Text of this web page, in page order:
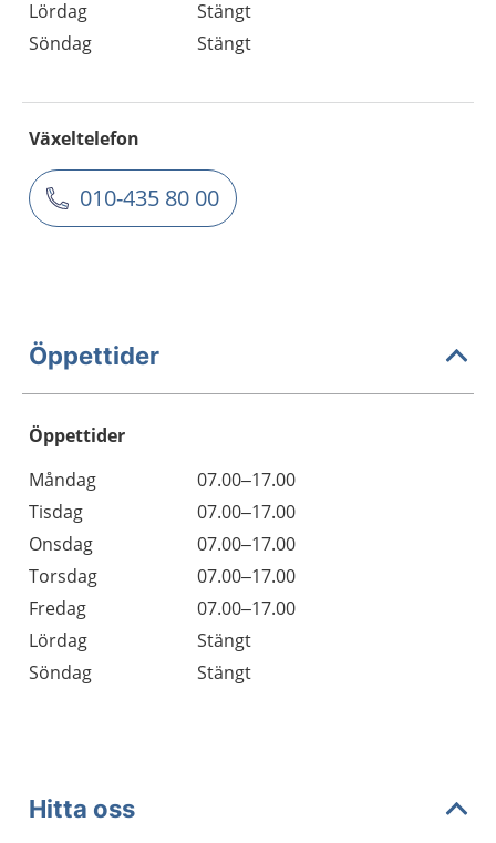
Lördag
Stängt
Söndag
Stängt
Växeltelefon
010-435 80 00
Öppettider
Öppettider
Dag
Öppettider
Kommentarer
Måndag
07.00–17.00
Tisdag
07.00–17.00
Onsdag
07.00–17.00
Torsdag
07.00–17.00
Fredag
07.00–17.00
Lördag
Stängt
Söndag
Stängt
Hitta oss